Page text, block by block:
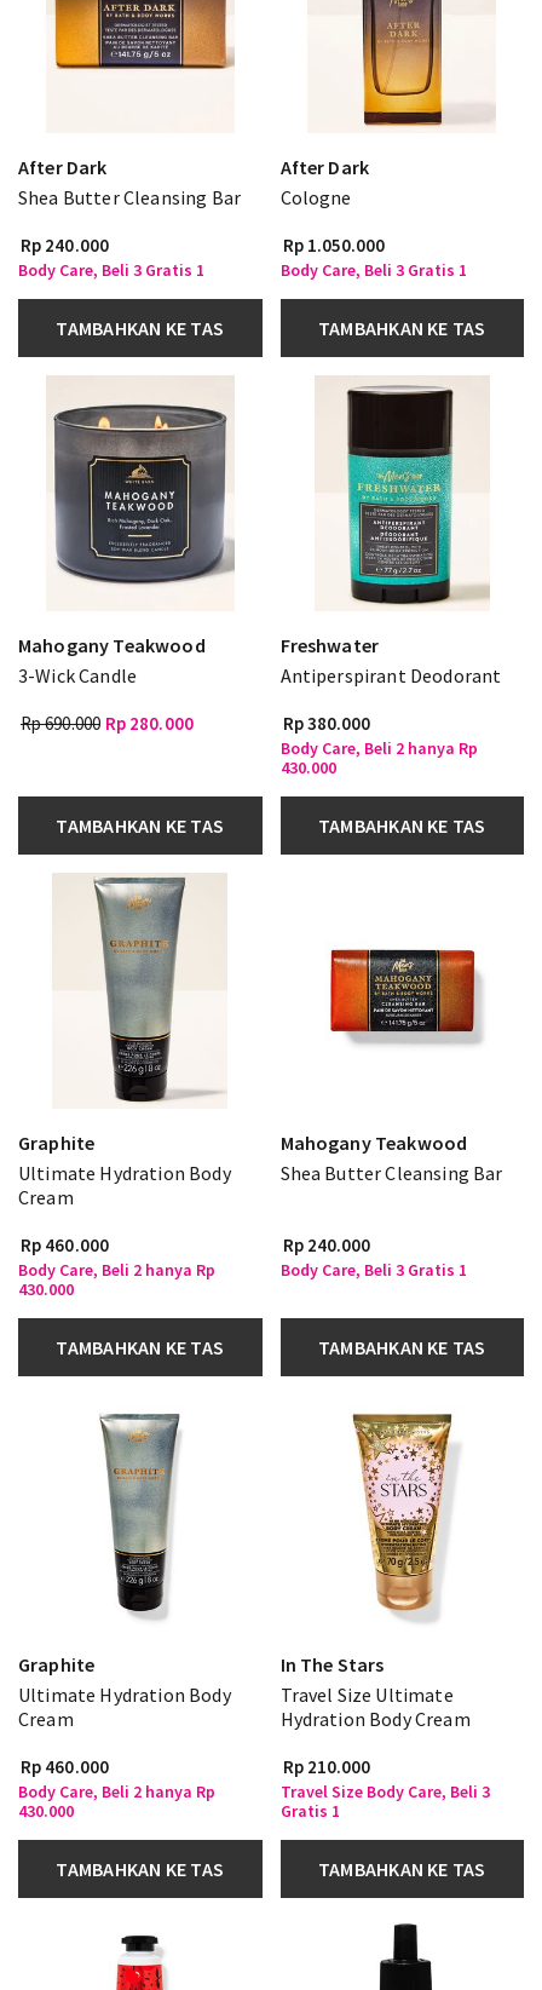
After Dark
Shea Butter Cleansing Bar
Rp 240.000
Body Care, Beli 3 Gratis 1
TAMBAHKAN KE TAS
After Dark
Cologne
Rp 1.050.000
Body Care, Beli 3 Gratis 1
TAMBAHKAN KE TAS
Mahogany Teakwood
3-Wick Candle
Rp 690.000 Rp 280.000
TAMBAHKAN KE TAS
Freshwater
Antiperspirant Deodorant
Rp 380.000
Body Care, Beli 2 hanya Rp
430.000
TAMBAHKAN KE TAS
Graphite
Ultimate Hydration Body
Cream
Rp 460.000
Body Care, Beli 2 hanya Rp
430.000
TAMBAHKAN KE TAS
Mahogany Teakwood
Shea Butter Cleansing Bar
Rp 240.000
Body Care, Beli 3 Gratis 1
TAMBAHKAN KE TAS
Graphite
Ultimate Hydration Body
Cream
Rp 460.000
Body Care, Beli 2 hanya Rp
430.000
TAMBAHKAN KE TAS
In The Stars
Travel Size Ultimate
Hydration Body Cream
Rp 210.000
Travel Size Body Care, Beli 3
Gratis 1
TAMBAHKAN KE TAS